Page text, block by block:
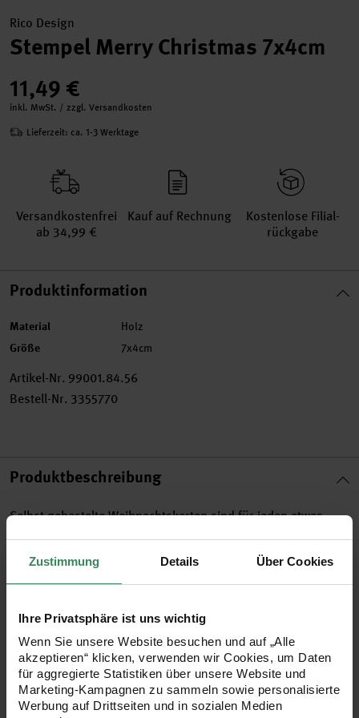
Zustimmung Details Über Cookies
Ihre Privatsphäre ist uns wichtig
Wenn Sie unsere Website besuchen und auf „Alle
akzeptieren“ klicken, verwenden wir Cookies, um Daten
für aggregierte Statistiken über unsere Website und
Marketing-Kampagnen zu sammeln sowie personalisierte
Werbung auf Drittseiten und in sozialen Medien
Rico Design
Stempel Merry Christmas 7x4cm
11,49 €
inkl. MwSt. / zzgl. Versandkosten
Lieferzeit: ca. 1-3 Werktage
Versand­kosten­frei
ab 34,99 €
Kauf auf Rechnung
Kosten­lose Filial­
rückgabe
Produktinformation
Material Holz
Größe 7x4cm
Artikel-Nr. 99001.84.56
Bestell-Nr. 3355770
Produktbeschreibung
Selbst gebastelte Weihnachtskarten sind für jeden etwas
ganz Besonderes. Mit dem weihnachtlichen Stempelmotiv
verleihen Sie Gruß- und Einladungskarten zu Weihnachten
eine ganz persönliche Note! Auch Tischkarten sowie
Geschenkanhänger können Sie mit dem Spruch „Merry
Christmas“ versehen oder Geschenkschachteln bestempeln
um eine schöne, individuelle Geschenkverpackung zu
gestalten. Auch zum Basteln und Verschönern eines
Adventskalenders eignet sich der Holzstempel wunderbar.